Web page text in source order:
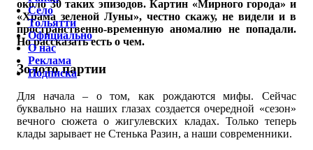
около 30 таких эпизодов. Картин «Мирного города» и
«Храма зеленой Луны», честно скажу, не видели и в
пространственно-временную аномалию не попадали.
Но рассказать есть о чем.
Золото партии
Для начала – о том, как рождаются мифы. Сейчас
буквально на наших глазах создается очередной «сезон»
вечного сюжета о жигулевских кладах. Только теперь
клады зарывает не Стенька Разин, а наши современники.
Село
Тольятти
Официально
О нас
Реклама
Подписка